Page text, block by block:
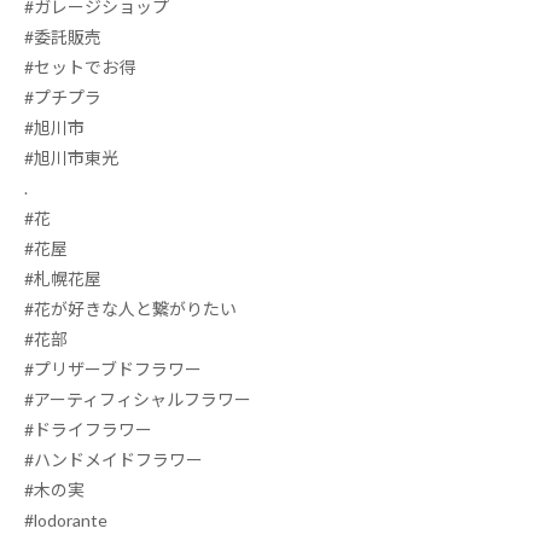
#ガレージショップ
#委託販売
#セットでお得
#プチプラ
#旭川市
#旭川市東光
.
#花
#花屋
#札幌花屋
#花が好きな人と繋がりたい
#花部
#プリザーブドフラワー
#アーティフィシャルフラワー
# ドライフラワー
#ハンドメイドフラワー
#木の実
#lodorante